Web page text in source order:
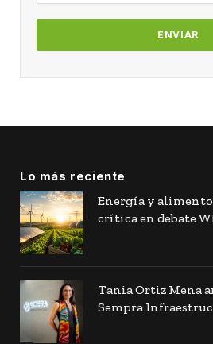
Lo más reciente
Energía y
crítica en debate
Tania Ortiz Mena
Sempra